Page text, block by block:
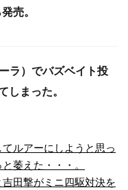
売。
ラ）でバズベイト投
しまった。
てルアーにしようと思っ
萎えた・・・。
田撃がミニ四駆対決を